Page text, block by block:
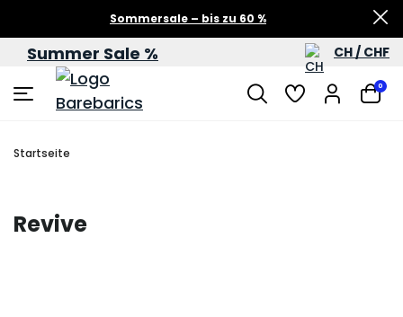
Sommersale – bis zu 60 %
Summer Sale % CH / CHF
0
Startseite
Revive